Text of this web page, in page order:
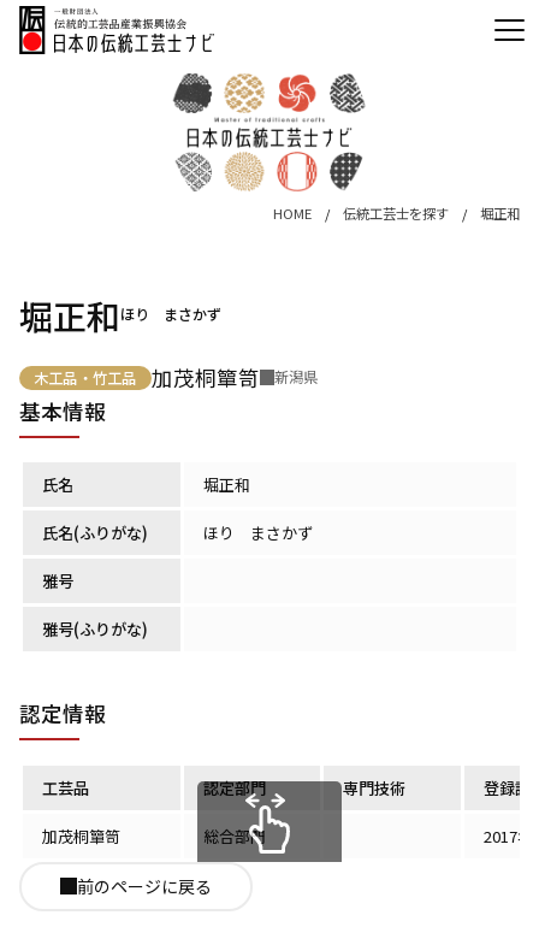
HOME 伝統工芸士を探す 堀正和
堀正和ほり まさかず
木工品・竹工品 加茂桐簞笥 新潟県
基本情報
氏名 堀正和
氏名(ふりがな) ほり まさかず
雅号
雅号(ふりがな)
認定情報
工芸品 認定部門 専門技術 登録認
加茂桐簞笥 総合部門 2017年
前のページに戻る